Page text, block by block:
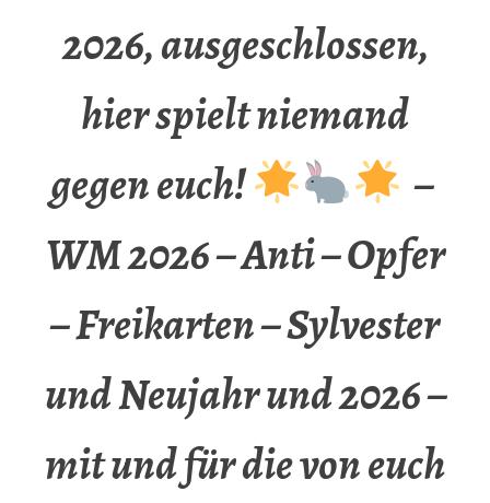
2026, ausgeschlossen,
hier spielt niemand
gegen euch!
–
WM 2026 – Anti – Opfer
– Freikarten – Sylvester
und Neujahr und 2026 –
mit und für die von euch